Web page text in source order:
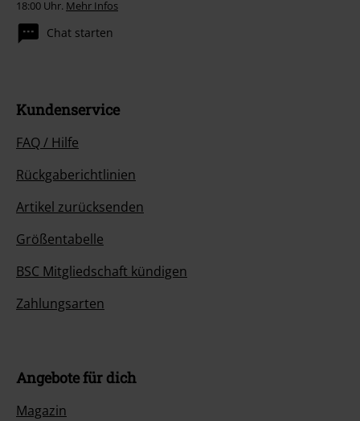
18:00 Uhr. Mehr Infos
Chat starten
Kundenservice
FAQ / Hilfe
Rückgaberichtlinien
Artikel zurücksenden
Größentabelle
BSC Mitgliedschaft kündigen
Zahlungsarten
Angebote für dich
Magazin